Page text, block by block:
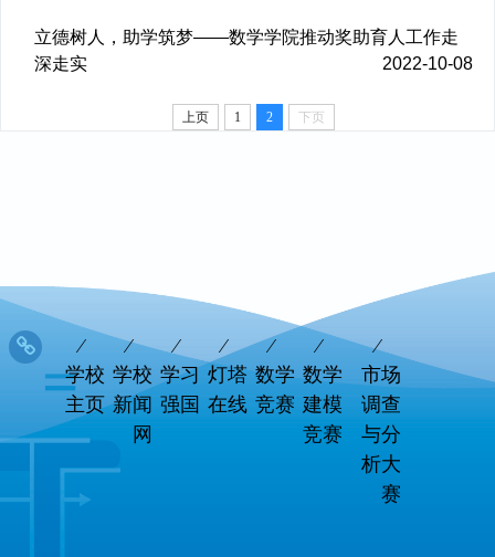
立德树人，助学筑梦——数学学院推动奖助育人工作走
深走实
2022-10-08
上页 1 2 下页
学校
主页
学校
新闻
网
学习
强国
灯塔
在线
数学
竞赛
数学
建模
竞赛
市场
调查
与分
析大
赛